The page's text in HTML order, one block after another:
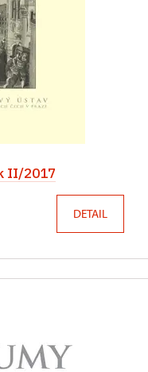
II/2017
DETAIL